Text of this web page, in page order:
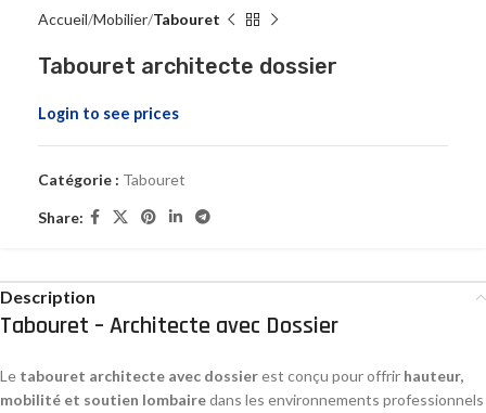
Accueil Mobilier Tabouret
Tabouret architecte dossier
Login to see prices
Catégorie : Tabouret
Share:
Description
Tabouret – Architecte avec Dossier
Le tabouret architecte avec dossierest conçu pour offrir hauteur,
mobilité et soutien lombairedans les environnements professionnels